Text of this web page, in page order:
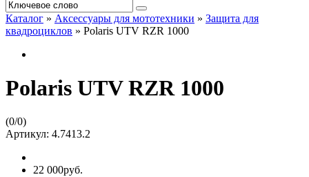
Каталог » Аксессуары для мототехники » Защита для
квадроциклов » Polaris UTV RZR 1000
Polaris UTV RZR 1000
(0/0)
Артикул: 4.7413.2
22 000руб.